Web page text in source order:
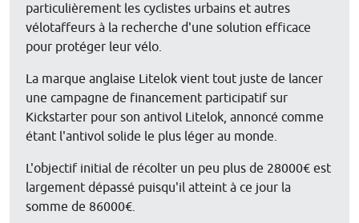
particulièrement les cyclistes urbains et autres
vélotaffeurs à la recherche d'une solution efficace
pour protéger leur vélo.
La marque anglaise Litelok vient tout juste de lancer
une campagne de financement participatif sur
Kickstarter pour son antivol Litelok, annoncé comme
étant l'antivol solide le plus léger au monde.
L'objectif initial de récolter un peu plus de 28000€ est
largement dépassé puisqu'il atteint à ce jour la
somme de 86000€.